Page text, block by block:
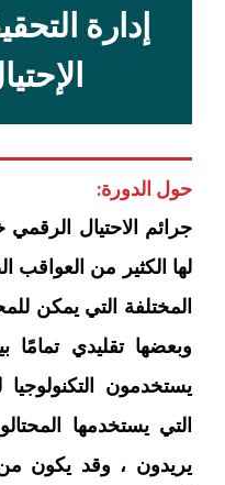
إدارة
حول الدورة:
جرائم الاحتيال
لها الكثير من العواقب
المختلفة التي يمكن
وبعضها تقليدي تمامًا
يستخدمون التكنولوجيا
التي يستخدمها
يريدون ، وقد يكون